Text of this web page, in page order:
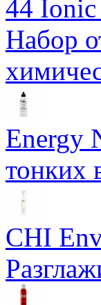
44
Набор
Energy
тонких
CHI